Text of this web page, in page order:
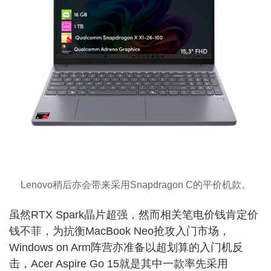
Lenovo稍后亦会带来采用Snapdragon C的平价机款。
虽然RTX Spark晶片超强，然而相关笔电价钱肯定价
钱不菲，为抗衡MacBook Neo抢攻入门市场，
Windows on Arm阵营亦准备以超划算的入门机反
击，Acer Aspire Go 15就是其中一款率先采用